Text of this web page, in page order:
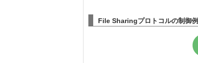
File Sharingプロトコルの制御例